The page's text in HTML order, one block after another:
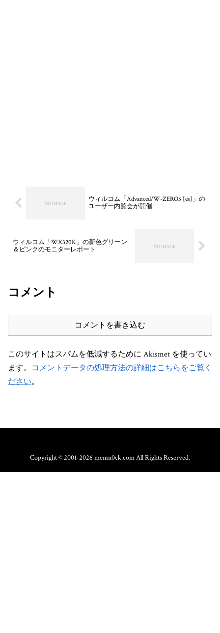
ウィルコム「Advanced/W-ZERO3 [es]」の
ユーザー内覧会が開催
ウィルコム「WX320K」の新色グリーン
＆ピンクのモニターレポート
コメント
コメントを書き込む
このサイトはスパムを低減するために Akismet を使ってい
ます。 コメントデータの処理方法の詳細はこちらをご覧く
ださい。
Copyright © 2001-2026 memn0ck.com All Rights Reserved.